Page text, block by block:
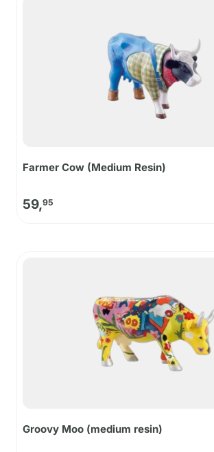
Farmer Cow (Medium Resin)
59,95
Groovy Moo (medium resin)